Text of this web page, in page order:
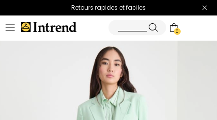
Retours rapides et faciles
0